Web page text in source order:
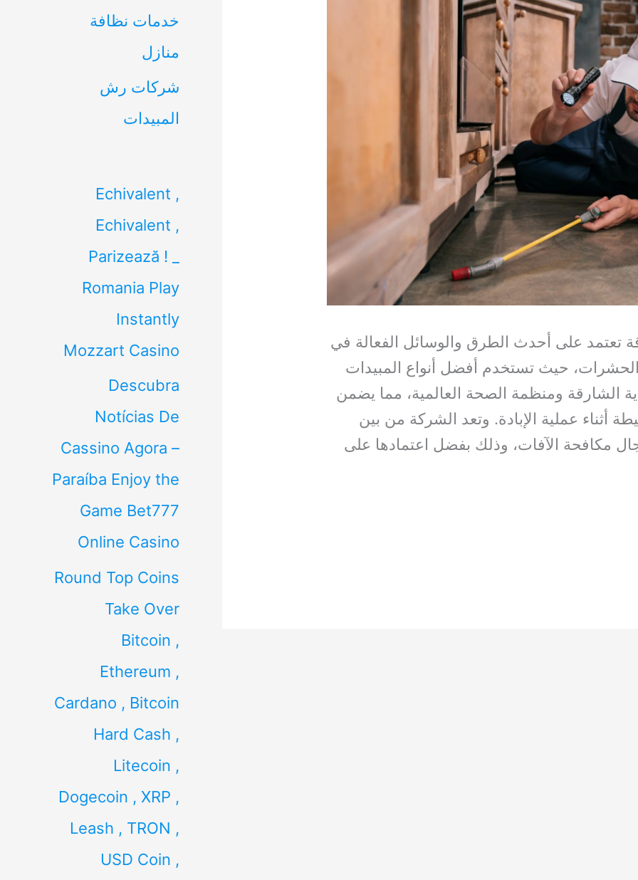
على أحدث الطرق والوسائل الفعالة في
حيث تستخدم أفضل أنواع المبيدات
الشارقة ومنظمة الصحة العالمية، مما يضمن
أثناء عملية الإبادة. وتعد الشركة من بين
مكافحة الآفات، وذلك بفضل اعتمادها على
خدمات نظافة
منازل
شركات رش
المبيدات
Echivalent ,
Echivalent ,
Parizează ! _
Romania Play
Instantly
Mozzart Casino
Descubra
Notícias De
Cassino Agora –
Paraíba Enjoy the
Game Bet777
Online Casino
Round Top Coins
Take Over
Bitcoin ,
Ethereum ,
Cardano , Bitcoin
Hard Cash ,
Litecoin ,
Dogecoin , XRP ,
Leash , TRON ,
USD Coin ,